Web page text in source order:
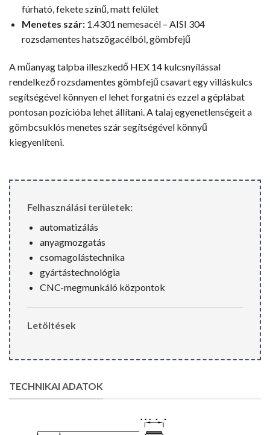
fúrható, fekete színű, matt felület
Menetes szár:1.4301 nemesacél – AISI 304
rozsdamentes hatszögacélból, gömbfejű
A műanyag talpba illeszkedő HEX 14 kulcsnyílással
rendelkező rozsdamentes gömbfejű csavart egy villáskulcs
segítségével könnyen el lehet forgatni és ezzel a géplábat
pontosan pozícióba lehet állítani. A talaj egyenetlenségeit a
gömbcsuklós menetes szár segítségével könnyű
kiegyenlíteni.
Felhasználási területek:
automatizálás
anyagmozgatás
csomagolástechnika
gyártástechnológia
CNC-megmunkáló központok
Letöltések
TECHNIKAI ADATOK